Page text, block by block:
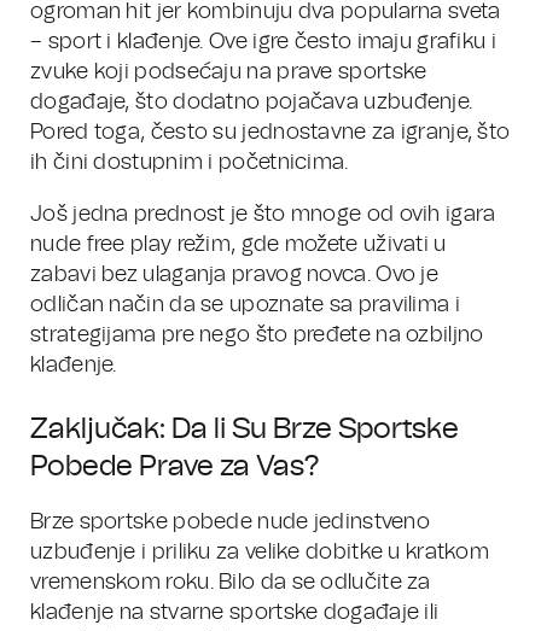
ogroman hit jer kombinuju dva popularna sveta
– sport i klađenje. Ove igre često imaju grafiku i
zvuke koji podsećaju na prave sportske
događaje, što dodatno pojačava uzbuđenje.
Pored toga, često su jednostavne za igranje, što
ih čini dostupnim i početnicima.
Još jedna prednost je što mnoge od ovih igara
nude free play režim, gde možete uživati u
zabavi bez ulaganja pravog novca. Ovo je
odličan način da se upoznate sa pravilima i
strategijama pre nego što pređete na ozbiljno
klađenje.
Zaključak: Da li Su Brze Sportske
Pobede Prave za Vas?
Brze sportske pobede nude jedinstveno
uzbuđenje i priliku za velike dobitke u kratkom
vremenskom roku. Bilo da se odlučite za
klađenje na stvarne sportske događaje ili